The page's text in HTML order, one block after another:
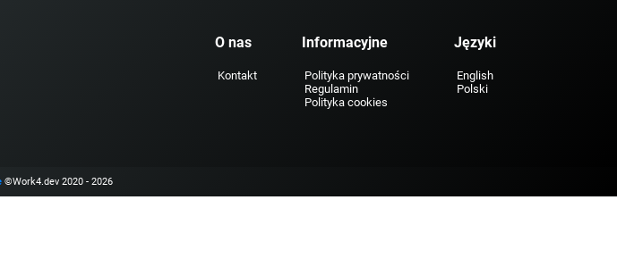
O nas
Kontakt
Informacyjne
Polityka prywatności
Regulamin
Polityka cookies
Języki
English
Polski
©Work4.dev 2020 - 2026